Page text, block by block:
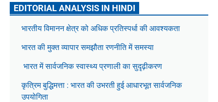
EDITORIAL ANALYSIS IN HINDI
भारतीय विमानन क्षेत्र को अधिक प्रतिस्पर्धा की आवश्यकता
भारत की मुक्त व्यापार समझौता रणनीति में समस्या
भारत में सार्वजनिक स्वास्थ्य प्रणाली का सुदृढ़ीकरण
कृत्रिम बुद्धिमत्ता : भारत की उभरती हुई आधारभूत सार्वजनिक
उपयोगिता